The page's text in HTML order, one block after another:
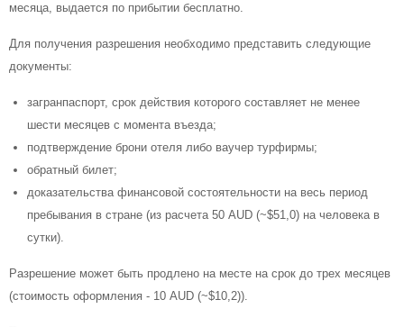
месяца, выдается по прибытии бесплатно.
Для получения разрешения необходимо представить следующие
документы:
загранпаспорт, срок действия которого составляет не менее
шести месяцев с момента въезда;
подтверждение брони отеля либо ваучер турфирмы;
обратный билет;
доказательства финансовой состоятельности на весь период
пребывания в стране (из расчета 50 AUD (~$51,0) на человека в
сутки).
Разрешение может быть продлено на месте на срок до трех месяцев
(стоимость оформления - 10 AUD (~$10,2)).